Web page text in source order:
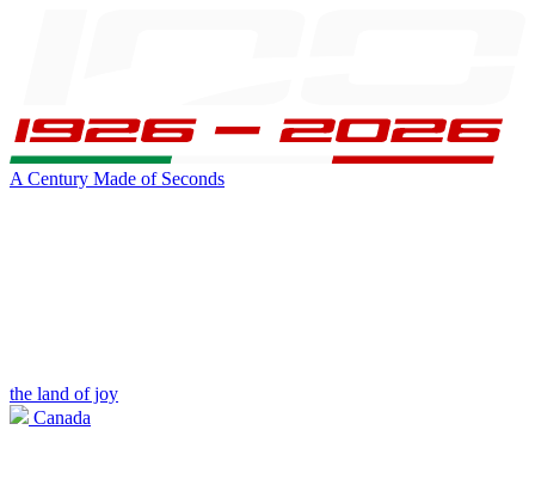
A Century Made of Seconds
the land of joy
Canada